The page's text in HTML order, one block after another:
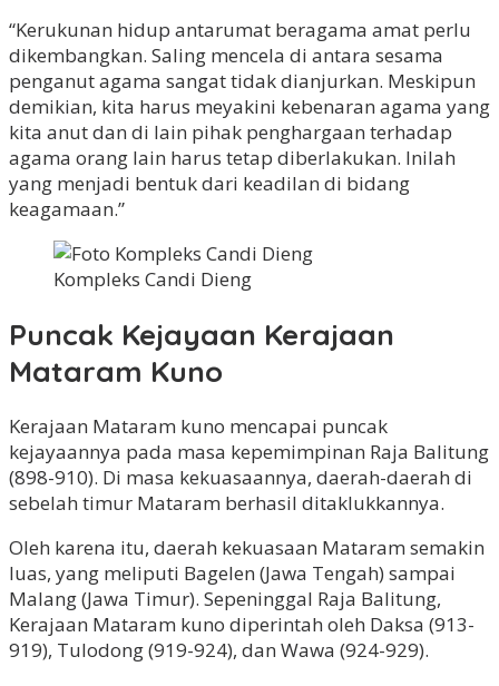
“Kerukunan hidup antarumat beragama amat perlu
dikembangkan. Saling mencela di antara sesama
penganut agama sangat tidak dianjurkan. Meskipun
demikian, kita harus meyakini kebenaran agama yang
kita anut dan di lain pihak penghargaan terhadap
agama orang lain harus tetap diberlakukan. Inilah
yang menjadi bentuk dari keadilan di bidang
keagamaan.”
Kompleks Candi Dieng
Puncak Kejayaan Kerajaan
Mataram Kuno
Kerajaan Mataram kuno mencapai puncak
kejayaannya pada masa kepemimpinan Raja Balitung
(898-910). Di masa kekuasaannya, daerah-daerah di
sebelah timur Mataram berhasil ditaklukkannya.
Oleh karena itu, daerah kekuasaan Mataram semakin
luas, yang meliputi Bagelen (Jawa Tengah) sampai
Malang (Jawa Timur). Sepeninggal Raja Balitung,
Kerajaan Mataram kuno diperintah oleh Daksa (913-
919), Tulodong (919-924), dan Wawa (924-929).